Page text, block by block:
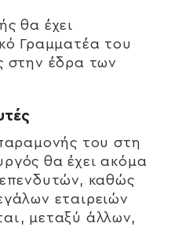
θα έχει
Γραμματέα του
στην έδρα των
του στη
θα έχει ακόμα
καθώς
εταιρειών
μεταξύ άλλων,